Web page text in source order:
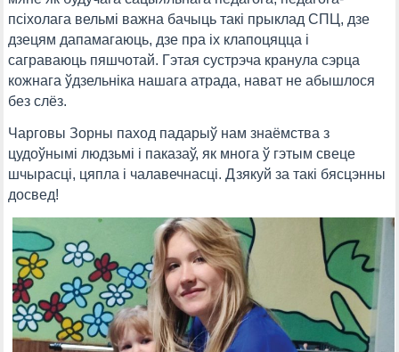
псіхолага вельмі важна бачыць такі прыклад СПЦ, дзе
дзецям дапамагаюць, дзе пра іх клапоцяцца і
саграваюць пяшчотай. Гэтая сустрэча кранула сэрца
кожнага ўдзельніка нашага атрада, нават не абышлося
без слёз.
Чарговы Зорны паход падарыў нам знаёмства з
цудоўнымі людзьмі і паказаў, як многа ў гэтым свеце
шчырасці, цяпла і чалавечнасці. Дзякуй за такі бясцэнны
досвед!